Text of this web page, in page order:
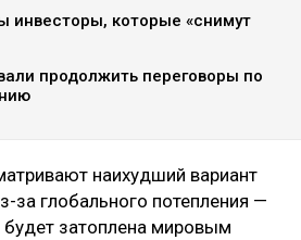
инвесторы, которые «снимут
продолжить переговоры по
наихудший вариант
за глобального потепления —
будет затоплена мировым